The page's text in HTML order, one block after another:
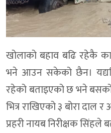
खोलाको बहाव बढि रहेकै
भने आउन सकेको छैन।
रहेको बताइएको छ भने
भित्र राखिएको ३ बोरा
प्रहरी नायब निरीक्षक सिंहले